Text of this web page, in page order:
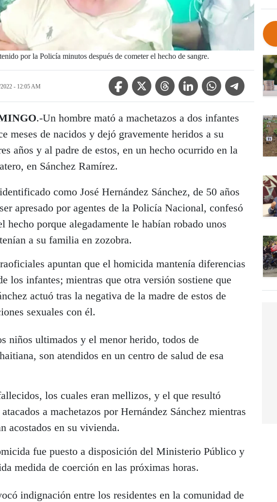
por la Policía minutos después de cometer el hecho de sangre.
- 12:05 AM
Facebook IconTwitter IconThreads IconLinkedin IconWhatsApp IconTelegram Icon
.-Un hombre mató a machetazos a dos infantes
meses de nacidos y dejó gravemente heridos a su
años y al padre de estos, en un hecho ocurrido en la
en Sánchez Ramírez.
como José Hernández Sánchez, de 50 años
apresado por agentes de la Policía Nacional, confesó
hecho porque alegadamente le habían robado unos
a su familia en zozobra.
apuntan que el homicida mantenía diferencias
los infantes; mientras que otra versión sostiene que
actuó tras la negativa de la madre de estos de
sexuales con él.
niños ultimados y el menor herido, todos de
son atendidos en un centro de salud de esa
los cuales eran mellizos, y el que resultó
a machetazos por Hernández Sánchez mientras
acostados en su vivienda.
fue puesto a disposición del Ministerio Público y
medida de coerción en las próximas horas.
indignación entre los residentes en la comunidad de